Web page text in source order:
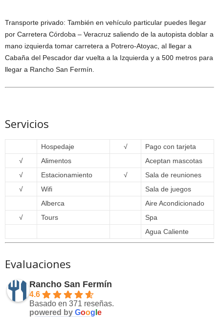
Transporte privado: También en vehículo particular puedes llegar
por Carretera Córdoba – Veracruz saliendo de la autopista doblar a
mano izquierda tomar carretera a Potrero-Atoyac, al llegar a
Cabaña del Pescador dar vuelta a la Izquierda y a 500 metros para
llegar a Rancho San Fermín.
Servicios
Hospedaje √
Pago con tarjeta
√
Alimentos
Aceptan mascotas
√
Estacionamiento √
Sala de reuniones
√
Wifi
Sala de juegos
Alberca
Aire Acondicionado
√
Tours
Spa
Agua Caliente
Evaluaciones
Rancho San Fermín
4.6
Basado en 371 reseñas.
powered by Goog e